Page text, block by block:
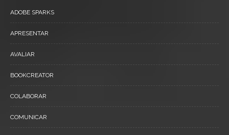
ADOBE SPARKS
APRESENTAR
AVALIAR
BOOKCREATOR
COLABORAR
COMUNICAR